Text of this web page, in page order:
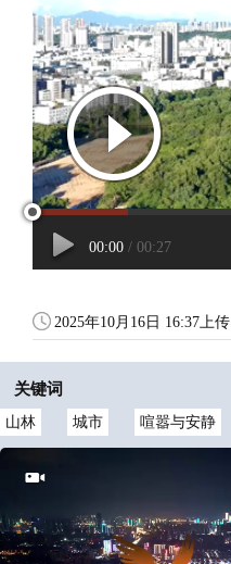
2025年10月16日 16:37上传
关键词
山林 城市 喧嚣与安静